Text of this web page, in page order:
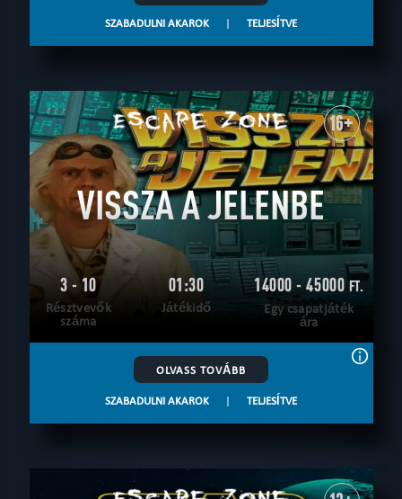
SZABADULNI AKAROK | TELJESÍTVE
16+
VISSZA A JELENBE
3 - 10
Résztvevők
száma
01:30
Játékidő
14000 - 45000 FT.
Egy csapatjáték
ára
OLVASS TOVÁBB
SZABADULNI AKAROK | TELJESÍTVE